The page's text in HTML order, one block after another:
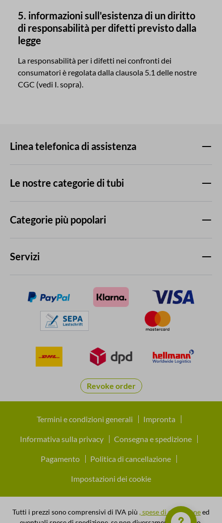
5. informazioni sull'esistenza di un diritto
di responsabilità per difetti previsto dalla
legge
La responsabilità per i difetti nei confronti dei
consumatori è regolata dalla clausola 5.1 delle nostre
CGC (vedi I. sopra).
Linea telefonica di assistenza
Le nostre categorie di tubi
Categorie più popolari
Servizi
Revoke order
Termini e condizioni generali Impronta
Informativa sulla privacy Consegna e spedizione
Pagamento Politica di cancellazione
Impostazioni dei cookie
Tutti i prezzi sono comprensivi di IVA più , spese di spedizioneed